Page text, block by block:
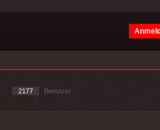
2177 Benutzer